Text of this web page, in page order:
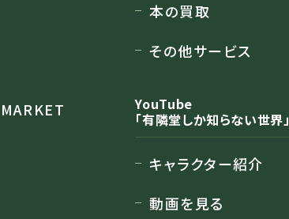
本の買取
その他サービス
YouTube
「有隣堂しか知らない世界」
キャラクター紹介
動画を見る